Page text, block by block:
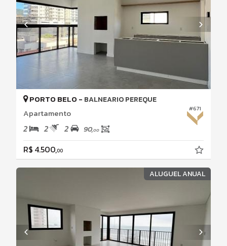
#671
PORTO BELO - BALNEARIO PEREQUE
Apartamento
2 2 2 90,00
R$ 4.500,00
ALUGUEL ANUAL